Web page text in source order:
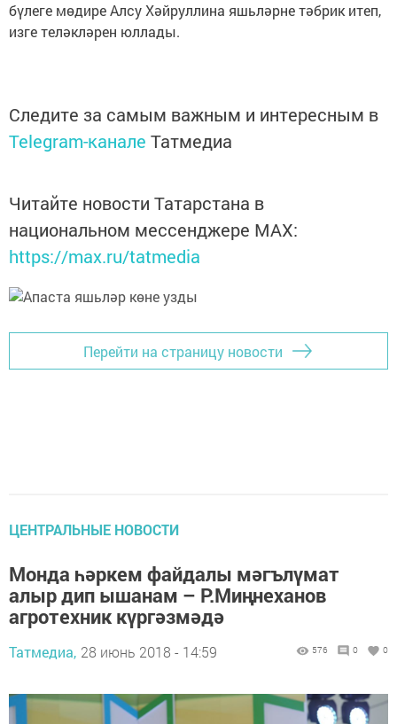
бүлеге мөдире Алсу Хәйруллина яшьләрне тәбрик итеп,
изге теләкләрен юллады.
Следите за самым важным и интересным в
Telegram-канале Татмедиа
Читайте новости Татарстана в
национальном мессенджере MАХ:
https://max.ru/tatmedia
Перейти на страницу новости
ЦЕНТРАЛЬНЫЕ НОВОСТИ
Монда һәркем файдалы мәгълүмат
алыр дип ышанам – Р.Миңнеханов
агротехник күргәзмәдә
Татмедиа, 28 июнь 2018 - 14:59 576 0 0